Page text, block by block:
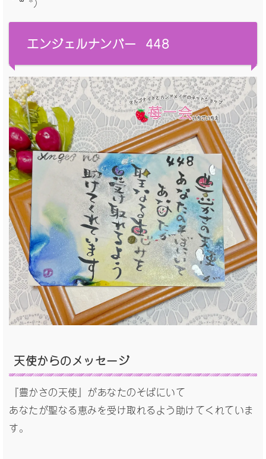
エンジェルナンバー 448
天使からの メッセージ
『豊かさの天使』があなたのそばにいて
あなたが聖なる恵みを受け取れるよう助けてくれていま
す。